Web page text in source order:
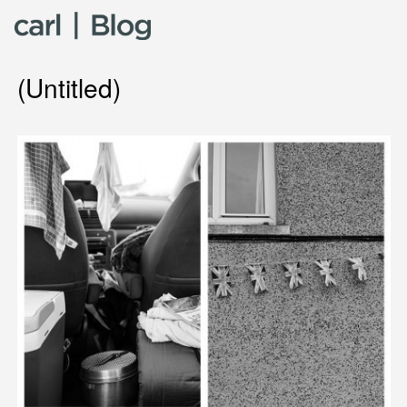
Skip to content
(Untitled)